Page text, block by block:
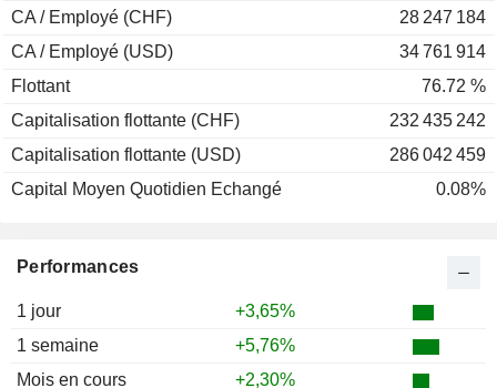
Performances
1 jour
+3,65%
1 semaine
+5,76%
Mois en cours
+2,30%
CA / Employé (CHF)
28 247 184
CA / Employé (USD)
34 761 914
Flottant
76.72 %
Capitalisation flottante (CHF)
232 435 242
Capitalisation flottante (USD)
286 042 459
Capital Moyen Quotidien Echangé
0.08%